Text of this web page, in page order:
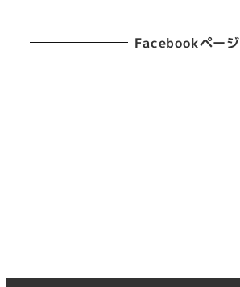
Facebookページ